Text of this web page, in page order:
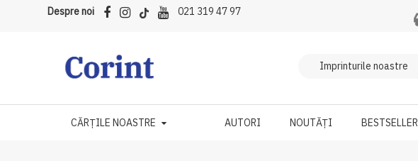
Despre noi 021 319 47 97
CĂRȚILE NOASTRE AUTORI NOUTĂȚI BESTSELLER